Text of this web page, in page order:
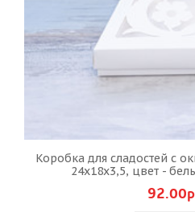
Коробка для сладостей с
24х18х3,5, цвет -